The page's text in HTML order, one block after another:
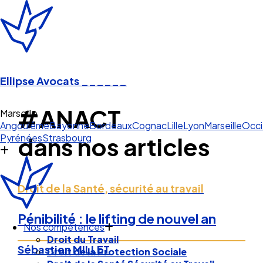
Ellipse Avocats
Marseille
AngoulêmeBayonneBordeauxCognacLilleLyonMarseille
PyrénéesStrasbourg
Nos compétences
Droit du Travail
Droit de la Protection Sociale
#ANACT
dans nos articles
Droit de la Santé, sécurité au travail
Pénibilité : le lifting de nouvel an
Sébastien MILLET